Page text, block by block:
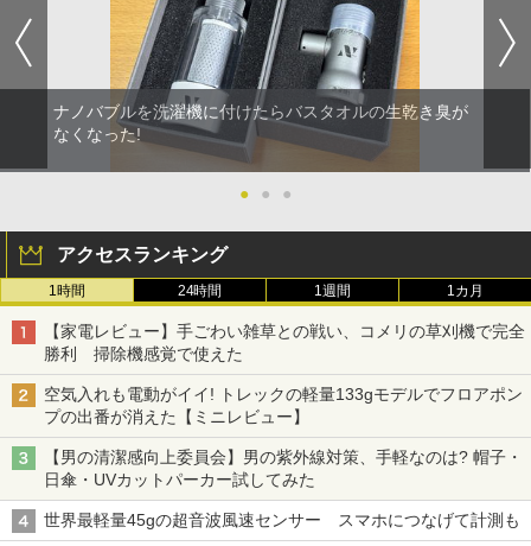
ナノバブルを洗濯機に付けたらバスタオルの生乾き臭が
なくなった!
● ● ●
アクセスランキング
1時間 24時間 1週間 1カ月
【家電レビュー】手ごわい雑草との戦い、コメリの草刈機で完全
勝利 掃除機感覚で使えた
空気入れも電動がイイ! トレックの軽量133gモデルでフロアポン
プの出番が消えた【ミニレビュー】
【男の清潔感向上委員会】男の紫外線対策、手軽なのは? 帽子・
日傘・UVカットパーカー試してみた
世界最軽量45gの超音波風速センサー スマホにつなげて計測も